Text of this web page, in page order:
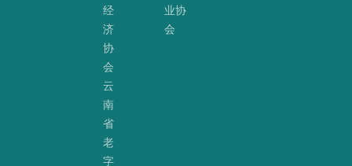
经
济
协
会
云
南
省
老
字
业协
会